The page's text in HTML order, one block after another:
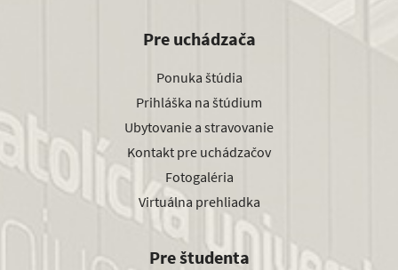
Pre uchádzača
Ponuka štúdia
Prihláška na štúdium
Ubytovanie a stravovanie
Kontakt pre uchádzačov
Fotogaléria
Virtuálna prehliadka
Pre študenta